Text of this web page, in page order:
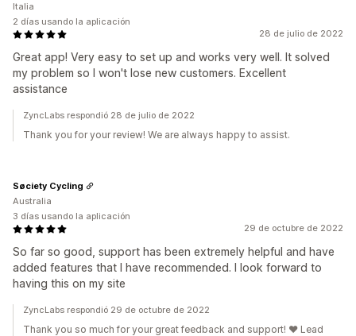
28 de julio de 2022
Great app! Very easy to set up and works very well. It solved
my problem so I won't lose new customers. Excellent
assistance
Italia
2 días usando la aplicación
ZyncLabs respondió 28 de julio de 2022
Thank you for your review! We are always happy to assist.
29 de octubre de 2022
So far so good, support has been extremely helpful and have
added features that I have recommended. I look forward to
having this on my site
Søciety Cycling
Australia
3 días usando la aplicación
ZyncLabs respondió 29 de octubre de 2022
Thank you so much for your great feedback and support! ❤️ Lead